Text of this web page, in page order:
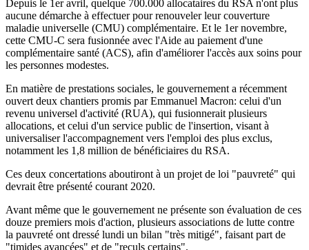
Depuis le 1er avril, quelque 700.000 allocataires du RSA n'ont plus
aucune démarche à effectuer pour renouveler leur couverture
maladie universelle (CMU) complémentaire. Et le 1er novembre,
cette CMU-C sera fusionnée avec l'Aide au paiement d'une
complémentaire santé (ACS), afin d'améliorer l'accès aux soins pour
les personnes modestes.
En matière de prestations sociales, le gouvernement a récemment
ouvert deux chantiers promis par Emmanuel Macron: celui d'un
revenu universel d'activité (RUA), qui fusionnerait plusieurs
allocations, et celui d'un service public de l'insertion, visant à
universaliser l'accompagnement vers l'emploi des plus exclus,
notamment les 1,8 million de bénéficiaires du RSA.
Ces deux concertations aboutiront à un projet de loi "pauvreté" qui
devrait être présenté courant 2020.
Avant même que le gouvernement ne présente son évaluation de ces
douze premiers mois d'action, plusieurs associations de lutte contre
la pauvreté ont dressé lundi un bilan "très mitigé", faisant part de
"timides avancées" et de "reculs certains".